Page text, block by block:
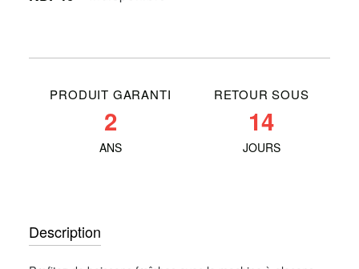
PRODUIT GARANTI
2
ANS
RETOUR SOUS
14
JOURS
Description